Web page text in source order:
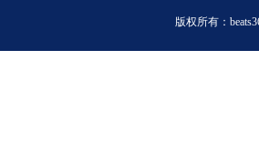
版权所有：